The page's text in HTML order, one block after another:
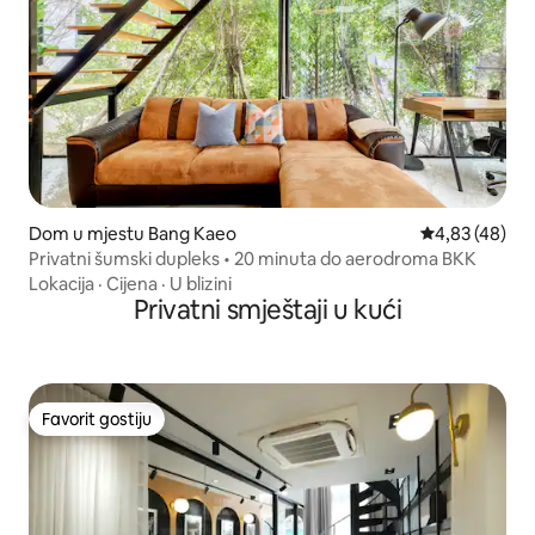
Dom u mjestu Bang Kaeo Prosječna
4,83 (48)
Privatni šumski dupleks • 20 minuta do aerodroma BKK
Lokacija · Cijena · U blizini
Privatni smještaji u kući
Favorit gostiju
Favorit gostiju